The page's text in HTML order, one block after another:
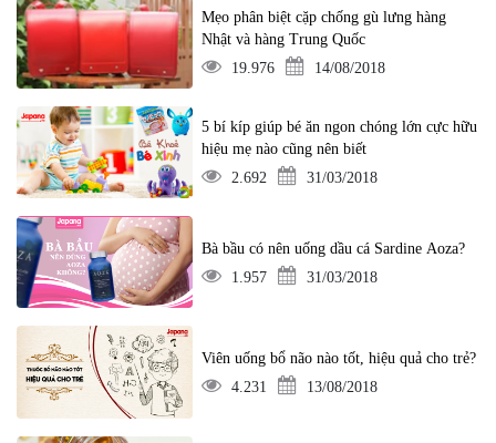
Mẹo phân biệt cặp chống gù lưng hàng
Nhật và hàng Trung Quốc
19.976
14/08/2018
5 bí kíp giúp bé ăn ngon chóng lớn cực hữu
hiệu mẹ nào cũng nên biết
2.692
31/03/2018
Bà bầu có nên uống dầu cá Sardine Aoza?
1.957
31/03/2018
Viên uống bổ não nào tốt, hiệu quả cho trẻ?
4.231
13/08/2018